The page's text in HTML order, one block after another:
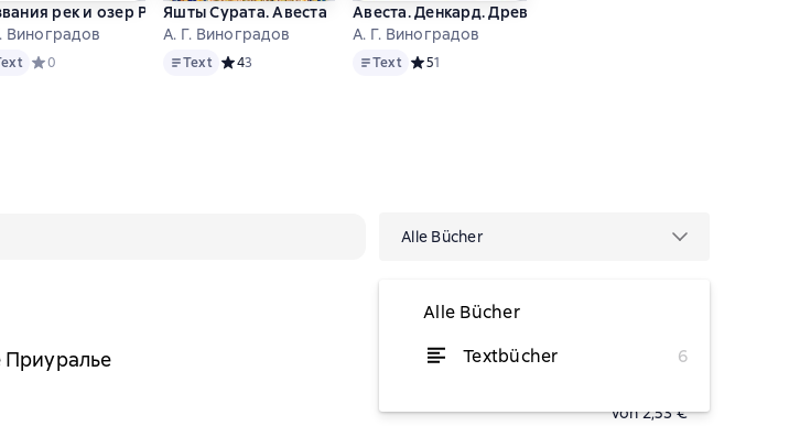
0 оценок
рек и озер Русского Севера. Поморское Приуралье
Виноградов
Средний рейтинг 0 на основе 0 оценок
0
Яшты Сурата. Авеста
А. Г. Виноградов
TextText Средний рейтинг 4 на основе 3 оценок
43
Авеста. Денкард. Древний канон
А. Г. Виноградов
TextText Средний рейтинг 5 на основе 1 оценок
51
Alle Bücher
Alle Bücher
Textbücher
6
Приуралье von 2,11 €
von 2,53 €